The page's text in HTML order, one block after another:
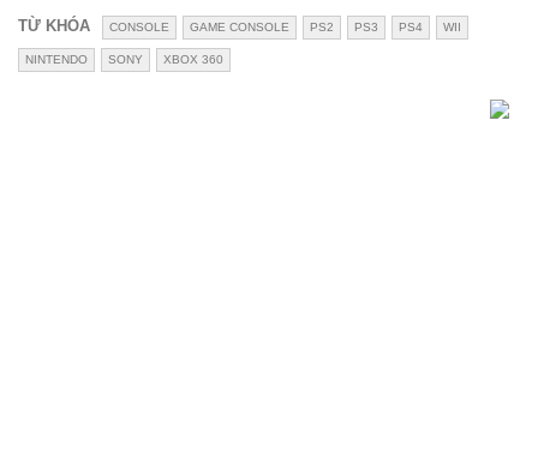
TỪ KHÓA CONSOLE GAME CONSOLE PS2 PS3 PS4 WII
NINTENDO SONY XBOX 360